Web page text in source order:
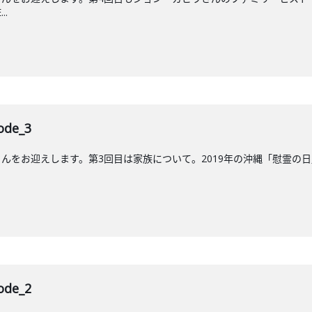
をお迎えします。第3回目は家族について。2019年の沖縄「慰霊の